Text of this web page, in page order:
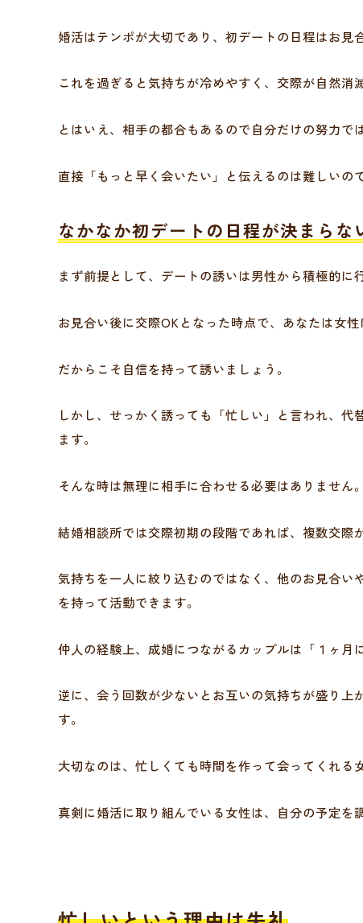
婚活はテンポが大切であり、初デートの日程はお見
これを過ぎると気持ちが冷めやすく、交際が自然消
とはいえ、相手の都合もあるので自分だけの努力で
直接「もっと早く会いたい」と伝えるのは難しいの
なかなか初デートの日程が決まらな
まず前提として、デートの誘いは男性から積極的に
お見合い後に交際OKとなった時点で、あなたは女
だからこそ自信を持って誘いましょう。
しかし、せっかく誘っても「忙しい」と言われ、
ます。
そんな時は無理に相手に合わせる必要はありません。
結婚相談所では交際初期の段階であれば、複数交際
気持ちを一人に絞り込むのではなく、他のお見合
を持って活動できます。
仲人の経験上、成婚につながるカップルは「１ヶ月
逆に、会う回数が少ないとお互いの気持ちが盛り
す。
大切なのは、忙しくても時間を作って会ってくれる
真剣に婚活に取り組んでいる女性は、自分の予定を